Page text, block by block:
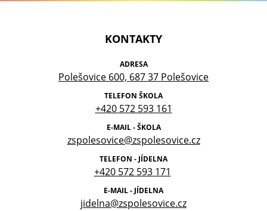
KONTAKTY
ADRESA
Polešovice 600, 687 37 Polešovice
TELEFON ŠKOLA
+420 572 593 161
E-MAIL - ŠKOLA
zspolesovice@zspolesovice.cz
TELEFON - JÍDELNA
+420 572 593 171
E-MAIL - JÍDELNA
jidelna@zspolesovice.cz